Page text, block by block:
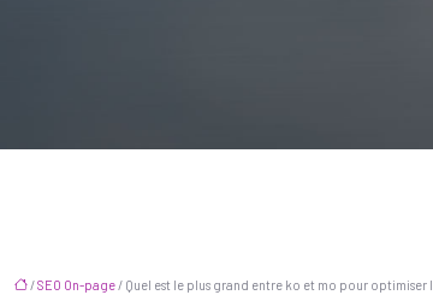
/SEO On-page/ Quel est le plus grand entre ko et mo pour optimiser